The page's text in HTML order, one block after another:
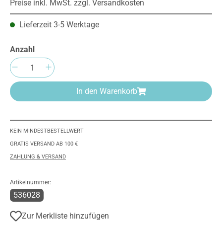
Preise inkl. MwSt. zzgl. Versandkosten
Lieferzeit 3-5 Werktage
Anzahl
Produkt Anzahl: Gib den gewünschten
In den Warenkorb
KEIN MINDESTBESTELLWERT
GRATIS VERSAND AB 100 €
ZAHLUNG & VERSAND
Artikelnummer:
536028
Zur Merkliste hinzufügen